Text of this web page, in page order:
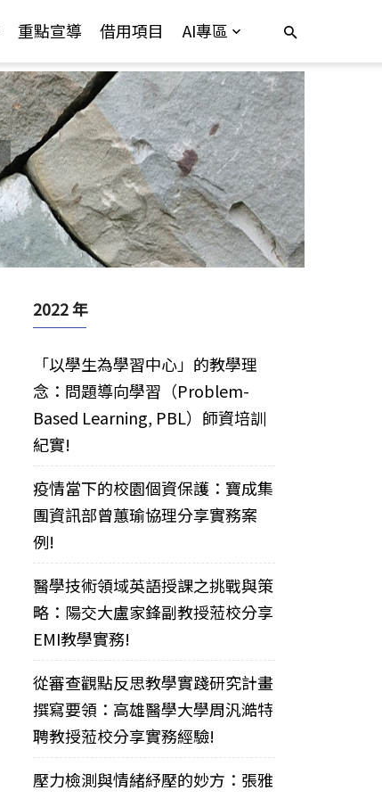
重點宣導 借用項目 AI專區
2022 年
「以學生為學習中心」的教學理
念：問題導向學習（Problem-
Based Learning, PBL）師資培訓
紀實!
疫情當下的校園個資保護：寶成集
團資訊部曾蕙瑜協理分享實務案
例!
醫學技術領域英語授課之挑戰與策
略：陽交大盧家鋒副教授蒞校分享
EMI教學實務!
從審查觀點反思教學實踐研究計畫
撰寫要領：高雄醫學大學周汎澔特
聘教授蒞校分享實務經驗!
壓力檢測與情緒紓壓的妙方：張雅